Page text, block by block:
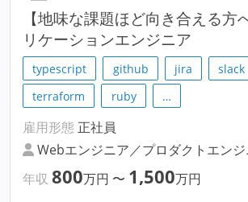
【地味な課題ほど向き合える方
リケーションエンジニア
typescript github jira
slack
terraform
ruby …
雇用形態 正社員
Webエンジニア／プロダクトエン
年収 800万円 〜 1,500万円